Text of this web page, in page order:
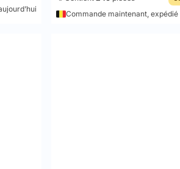
rapport qualité-prix :
Commande maintenant, expédié